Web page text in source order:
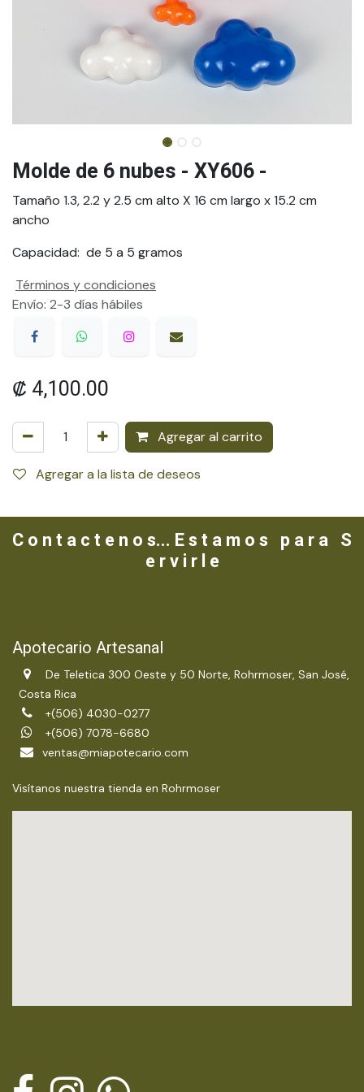
Molde de 6 nubes - XY606 -
Tamaño 1.3, 2.2 y 2.5 cm alto X 16 cm largo x 15.2 cm
ancho
Capacidad: de 5 a 5 gramos
₡ 4,100.00
Agregar al carrito
Agregar a la lista de deseos
Términos y condiciones
Envío: 2-3 días hábiles
C o n t a c t e n o s... E s t a m o s p a r a S
e r v i r l e
Apotecario Artesanal
De Teletica 300 Oeste y 50 Norte, Rohrmoser, San José,
Costa Rica
+(506) 4030-0277
+(506) 7078-6680
ventas@miapotecario.com
Visítanos nuestra tienda en Rohrmoser